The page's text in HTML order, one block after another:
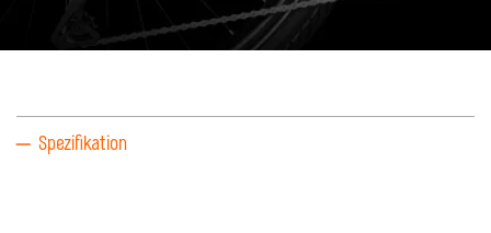
Spezifikation